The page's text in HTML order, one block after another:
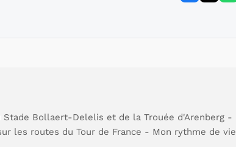
Bollaert-Delelis et de la Trouée d'Arenberg -
les routes du Tour de France - Mon rythme de vie